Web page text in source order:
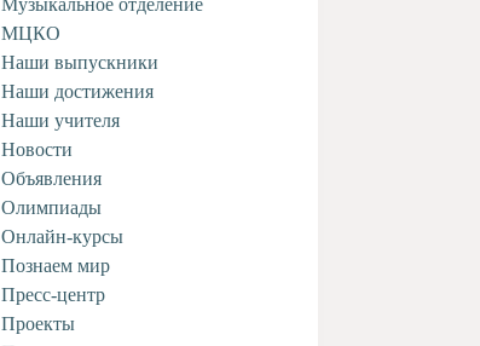
МЦКО
Наши выпускники
Наши достижения
Наши учителя
Новости
Объявления
Олимпиады
Онлайн-курсы
Познаем мир
Пресс-центр
Проекты